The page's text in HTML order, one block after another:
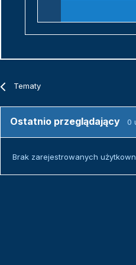
Tematy
Ostatnio przeglądający 0
Brak zarejestrowanych